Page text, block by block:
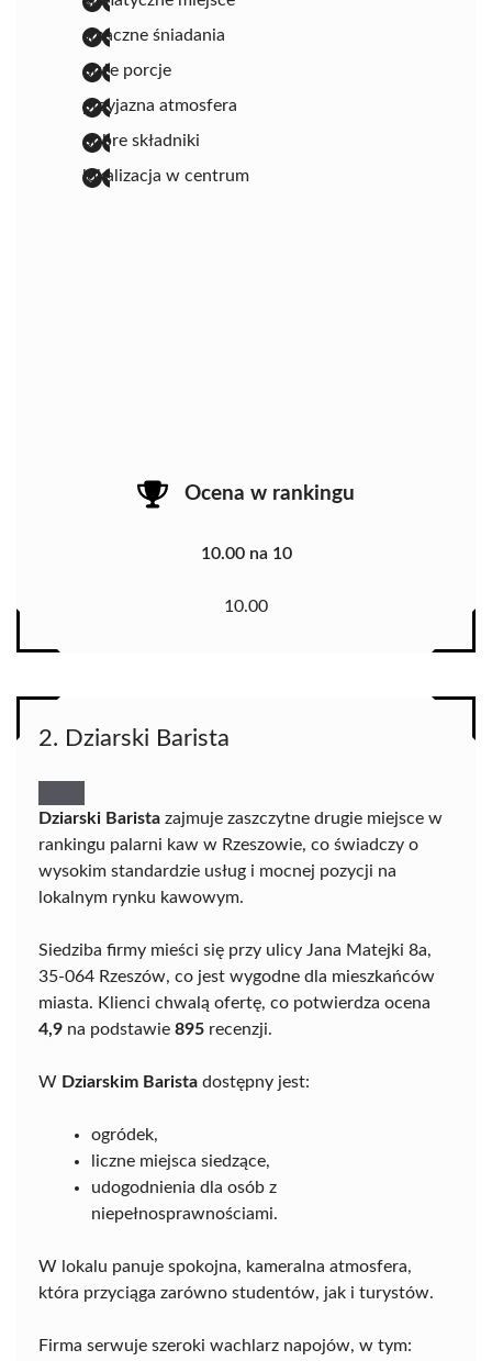
smaczne śniadania
duże porcje
przyjazna atmosfera
dobre składniki
lokalizacja w centrum
Ocena w rankingu
10.00 na 10
10.00
2. Dziarski Barista
Dziarski Barista zajmuje zaszczytne drugie miejsce w
rankingu palarni kaw w Rzeszowie, co świadczy o
wysokim standardzie usług i mocnej pozycji na
lokalnym rynku kawowym.
Siedziba firmy mieści się przy ulicy Jana Matejki 8a,
35-064 Rzeszów, co jest wygodne dla mieszkańców
miasta. Klienci chwalą ofertę, co potwierdza ocena
4,9 na podstawie 895 recenzji.
W Dziarskim Barista dostępny jest:
ogródek,
liczne miejsca siedzące,
udogodnienia dla osób z
niepełnosprawnościami.
W lokalu panuje spokojna, kameralna atmosfera,
która przyciąga zarówno studentów, jak i turystów.
Firma serwuje szeroki wachlarz napojów, w tym: